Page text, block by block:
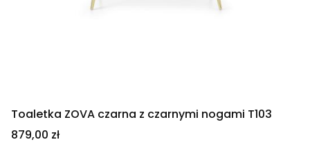
Toaletka ZOVA czarna z czarnymi nogami T103
Cena
879,00 zł